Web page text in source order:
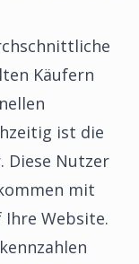
Käufern
ist die
Diese Nutzer
mit
Website.